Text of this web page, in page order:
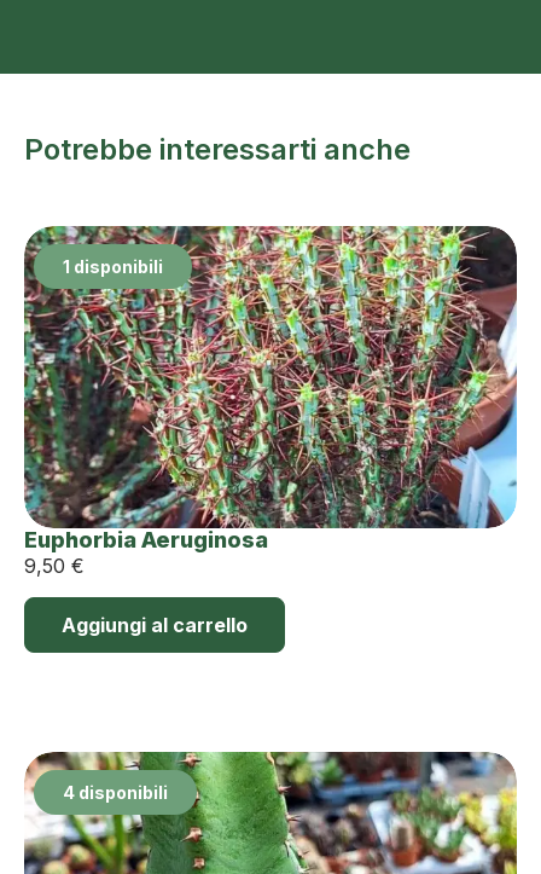
Potrebbe interessarti anche
1 disponibili
Euphorbia Aeruginosa
9,50 €
Aggiungi al carrello
4 disponibili